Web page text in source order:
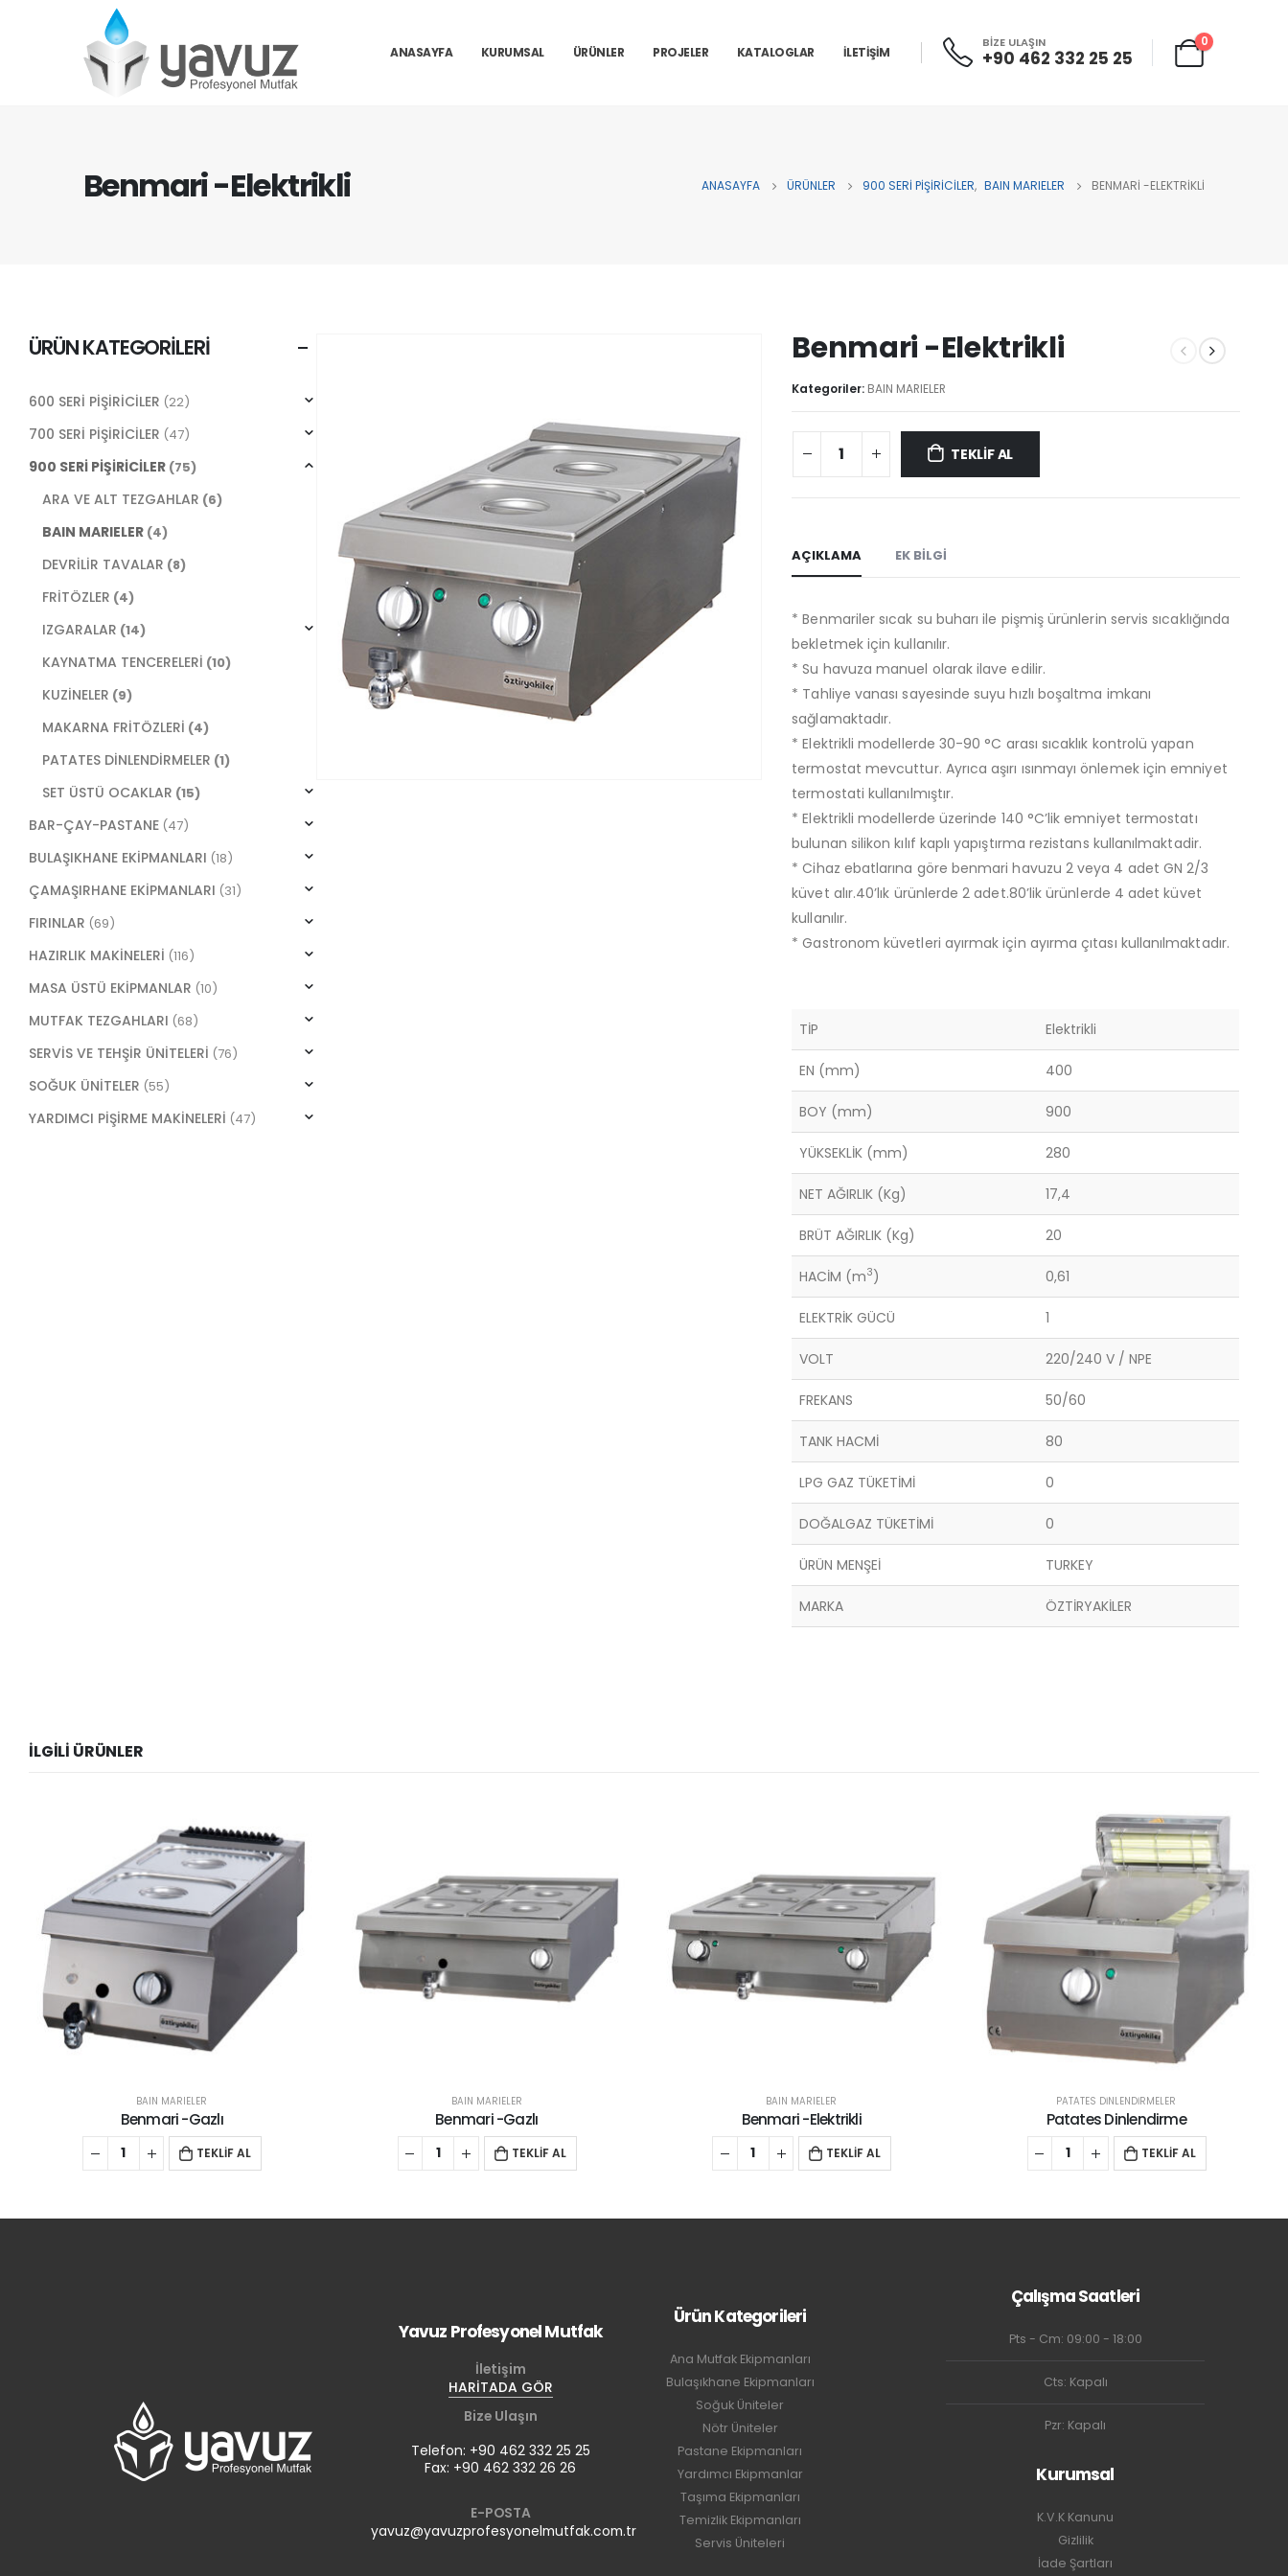
ANASAYFA KURUMSAL ÜRÜNLER PROJELER KATALOGLAR İLETİŞİM
BİZE ULAŞIN
+90 462 332 25 25
0
Benmari -Elektrikli ANASAYFA ÜRÜNLER 900 SERİ PİŞİRİCİLER, BAIN MARIELER BENMARI -ELEKTRIKLI
Benmari -Elektrikli
Kategoriler: BAIN MARIELER
TEKLİF AL
AÇIKLAMA EK BILGI
* Benmariler sıcak su buharı ile pişmiş ürünlerin servis sıcaklığında
bekletmek için kullanılır.
* Su havuza manuel olarak ilave edilir.
* Tahliye vanası sayesinde suyu hızlı boşaltma imkanı
sağlamaktadır.
* Elektrikli modellerde 30-90 °C arası sıcaklık kontrolü yapan
termostat mevcuttur. Ayrıca aşırı ısınmayı önlemek için emniyet
termostati kullanılmıştır.
* Elektrikli modellerde üzerinde 140 °C’lik emniyet termostatı
bulunan silikon kılıf kaplı yapıştırma rezistans kullanılmaktadir.
* Cihaz ebatlarına göre benmari havuzu 2 veya 4 adet GN 2/3
küvet alır.40’lık ürünlerde 2 adet.80’lik ürünlerde 4 adet küvet
kullanılır.
* Gastronom küvetleri ayırmak için ayırma çıtası kullanılmaktadır.
TİP Elektrikli
EN (mm) 400
BOY (mm) 900
YÜKSEKLİK (mm) 280
NET AĞIRLIK (Kg) 17,4
BRÜT AĞIRLIK (Kg) 20
HACİM (m3) 0,61
ELEKTRİK GÜCÜ 1
VOLT 220/240 V / NPE
FREKANS 50/60
TANK HACMİ 80
LPG GAZ TÜKETİMİ 0
DOĞALGAZ TÜKETİMİ 0
ÜRÜN MENŞEİ TURKEY
MARKA ÖZTİRYAKİLER
ÜRÜN KATEGORILERI
600 SERİ PİŞİRİCİLER (22)
700 SERİ PİŞİRİCİLER (47)
900 SERİ PİŞİRİCİLER (75)
ARA VE ALT TEZGAHLAR (6)
BAIN MARIELER (4)
DEVRİLİR TAVALAR (8)
FRİTÖZLER (4)
IZGARALAR (14)
KAYNATMA TENCERELERİ (10)
KUZİNELER (9)
MAKARNA FRİTÖZLERİ (4)
PATATES DİNLENDİRMELER (1)
SET ÜSTÜ OCAKLAR (15)
BAR-ÇAY-PASTANE (47)
BULAŞIKHANE EKİPMANLARI (18)
ÇAMAŞIRHANE EKİPMANLARI (31)
FIRINLAR (69)
HAZIRLIK MAKİNELERİ (116)
MASA ÜSTÜ EKİPMANLAR (10)
MUTFAK TEZGAHLARI (68)
SERVİS VE TEHŞİR ÜNİTELERİ (76)
SOĞUK ÜNİTELER (55)
YARDIMCI PİŞİRME MAKİNELERİ (47)
İLGILI ÜRÜNLER
BAIN MARIELER
Benmari -Gazlı
TEKLİF AL
BAIN MARIELER
Benmari -Gazlı
TEKLİF AL
BAIN MARIELER
Benmari -Elektrikli
TEKLİF AL
PATATES DİNLENDİRMELER
Patates Dinlendirme
TEKLİF AL
Yavuz Profesyonel Mutfak
İletişim
HARİTADA GÖR
Bize Ulaşın
Telefon: +90 462 332 25 25
Fax: +90 462 332 26 26
E-POSTA
yavuz@yavuzprofesyonelmutfak.com.tr
Ürün Kategorileri
Ana Mutfak Ekipmanları
Bulaşıkhane Ekipmanları
Soğuk Üniteler
Nötr Üniteler
Pastane Ekipmanları
Yardımcı Ekipmanlar
Taşıma Ekipmanları
Temizlik Ekipmanları
Servis Üniteleri
Çalışma Saatleri
Pts - Cm: 09:00 - 18:00
Cts: Kapalı
Pzr: Kapalı
Kurumsal
K.V.K Kanunu
Gizlilik
İade Şartları